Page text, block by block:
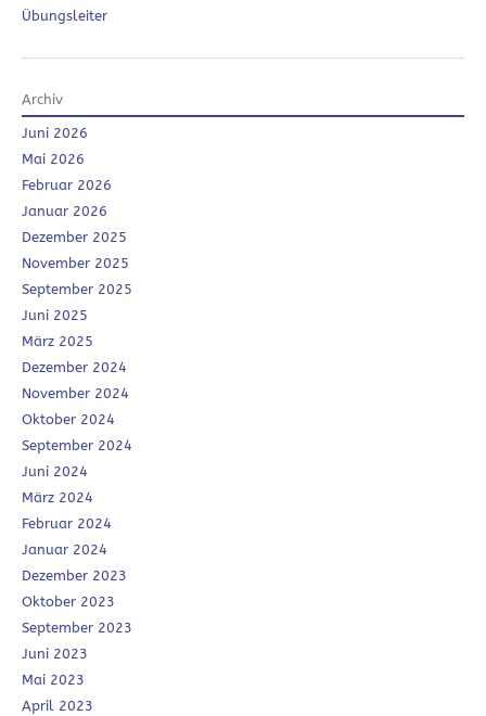
Übungsleiter
Archiv
Juni 2026
Mai 2026
Februar 2026
Januar 2026
Dezember 2025
November 2025
September 2025
Juni 2025
März 2025
Dezember 2024
November 2024
Oktober 2024
September 2024
Juni 2024
März 2024
Februar 2024
Januar 2024
Dezember 2023
Oktober 2023
September 2023
Juni 2023
Mai 2023
April 2023